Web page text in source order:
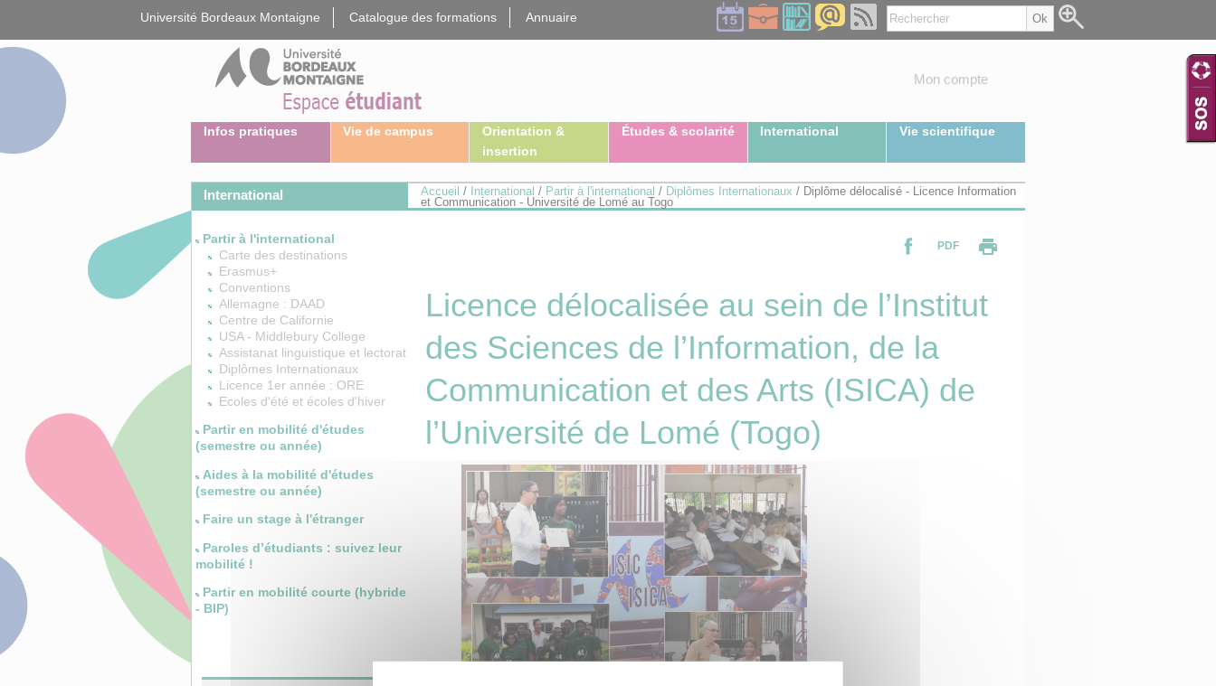
Université Bordeaux Montaigne Catalogue des formations Annuaire
Mon compte
Infos pratiques Vie de campus
Orientation &
insertion
Études & scolarité International Vie scientifique
International
Partir à l'international
Carte des destinations
Erasmus+
Conventions
Allemagne : DAAD
Centre de Californie
USA - Middlebury College
Assistanat linguistique et lectorat
Diplômes Internationaux
Licence 1er année : ORE
Ecoles d'été et écoles d'hiver
Partir en mobilité d'études
(semestre ou année)
Aides à la mobilité d'études
(semestre ou année)
Faire un stage à l'étranger
Paroles d’étudiants : suivez leur
mobilité !
Partir en mobilité courte (hybride
- BIP)
Accueil / International / Partir à l'international / Diplômes Internationaux / Diplôme délocalisé - Licence Information
et Communication - Université de Lomé au Togo
PDF
Licence délocalisée au sein de l’Institut
des Sciences de l’Information, de la
Communication et des Arts (ISICA) de
l’Université de Lomé (Togo)